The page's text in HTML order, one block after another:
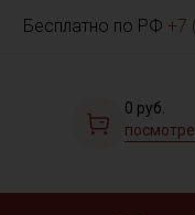
Бесплатно по РФ +7
0 руб.